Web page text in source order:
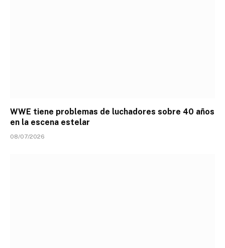
WWE tiene problemas de luchadores sobre 40 años
en la escena estelar
08/07/2026